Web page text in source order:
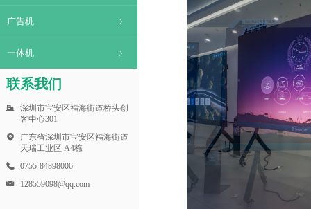
广告机 ꁕ
一体机 ꁕ
深圳市宝安区福海街道桥头创
客中心301
广东省深圳市宝安区福海街道
天瑞工业区 A4栋
0755-84898006
128559098@qq.com
联系我们